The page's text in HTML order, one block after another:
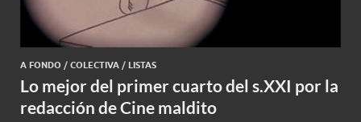
A FONDO / COLECTIVA / LISTAS
Lo mejor del primer cuarto del s.XXI por la
redacción de Cine maldito